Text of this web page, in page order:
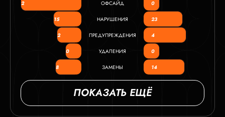
2 ОФСАЙД 0
15 НАРУШЕНИЯ 23
2 ПРЕДУПРЕЖДЕНИЯ 4
0 УДАЛЕНИЯ 0
8 ЗАМЕНЫ 14
ПОКАЗАТЬ ЕЩЁ